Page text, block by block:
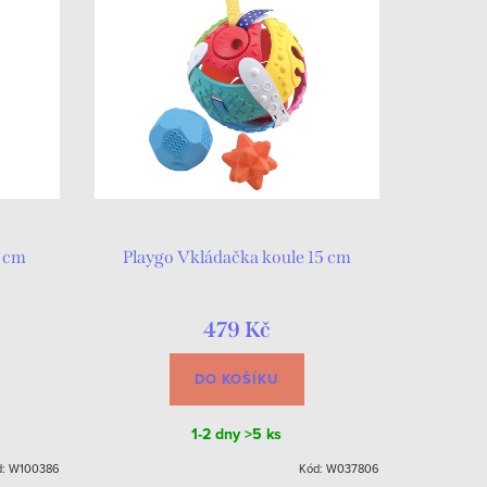
W100386
Playgo Vkládačka koule 15 cm
479 Kč
DO KOŠÍKU
1-2 dny>5 ks
Kód: W037806